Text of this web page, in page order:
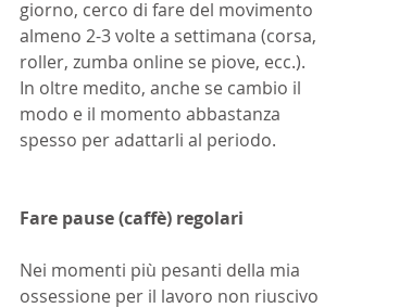
giorno, cerco di fare del movimento
almeno 2-3 volte a settimana (corsa,
roller, zumba online se piove, ecc.).
In oltre medito, anche se cambio il
modo e il momento abbastanza
spesso per adattarli al periodo.
Fare pause (caffè) regolari
Nei momenti più pesanti della mia
ossessione per il lavoro non riuscivo